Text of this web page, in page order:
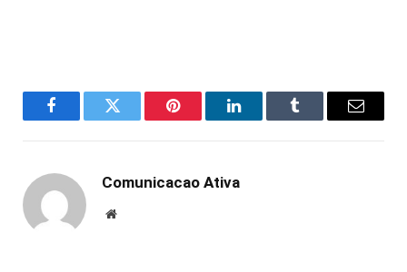
FacebookTwitter Pinterest LinkedInTumblr Email
Comunicacao Ativa
Website